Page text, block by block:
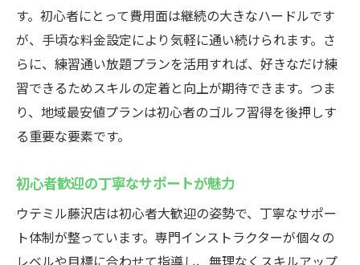
特徴
24時間営業がもたらす柔軟な練習スタイル
手ぶらで通える利便性と快適な設備
通い放題プランでコストを気にせず上達
最新機器で効率的なゴルフ練習を実現
仕事帰りに最適！藤沢駅のインドアゴルフ練習
場
24時間営業で仕事帰りも思い立った時に練
習
す。初心者にとって費用面は継続の大きなハードルです
が、手頃な料金設定により気軽に通い続けられます。さ
らに、練習通い放題プランを活用すれば、好きなだけ練
習できるためスキルの定着と向上が期待できます。つま
り、地域最安値プランは初心者のゴルフ習得を後押しす
る重要な要素です。
初心者歓迎の丁寧なサポートが魅力
ウテミル藤沢店は初心者大歓迎の姿勢で、丁寧なサポー
ト体制が整っています。専門インストラクターが個々の
レベルや目標に合わせて指導し、無理なくスキルアップ